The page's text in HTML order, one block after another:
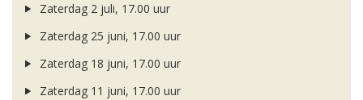
Zaterdag 2 juli, 17.00 uur
Zaterdag 25 juni, 17.00 uur
Zaterdag 18 juni, 17.00 uur
Zaterdag 11 juni, 17.00 uur